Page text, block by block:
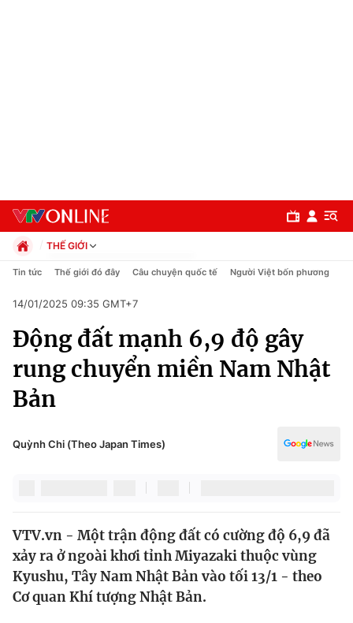
Chuyên mục
Chính trị
Xã hội
Pháp luật
Thế giới
Tin tức
Thế giới đó đây
Kinh tế
THẾ GIỚI
Chính trị
Pháp luật
Kinh tế
Thể thao
Truyền hình
Văn hóa - Giải trí
Công nghệ
Tin tức Thế giới đó đây Câu chuyện quốc tế Người Việt bốn phương
14/01/2025 09:35 GMT+7
Động đất mạnh 6,9 độ gây
rung chuyển miền Nam Nhật
Bản
Quỳnh Chi (Theo Japan Times)
VTV.vn - Một trận động đất có cường độ 6,9 đã
xảy ra ở ngoài khơi tỉnh Miyazaki thuộc vùng
Kyushu, Tây Nam Nhật Bản vào tối 13/1 - theo
Cơ quan Khí tượng Nhật Bản.